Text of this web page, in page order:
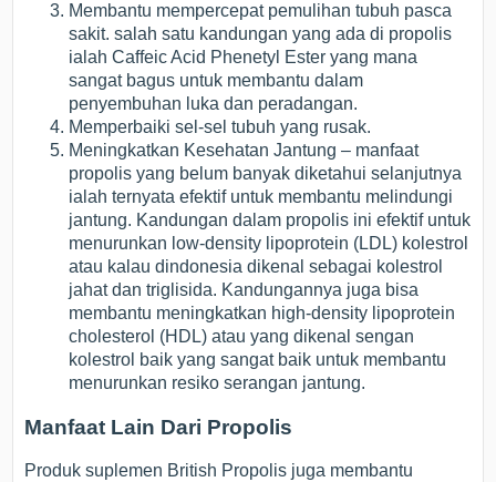
Membantu mempercepat pemulihan tubuh pasca
sakit. salah satu kandungan yang ada di propolis
ialah Caffeic Acid Phenetyl Ester yang mana
sangat bagus untuk membantu dalam
penyembuhan luka dan peradangan.
Memperbaiki sel-sel tubuh yang rusak.
Meningkatkan Kesehatan Jantung – manfaat
propolis yang belum banyak diketahui selanjutnya
ialah ternyata efektif untuk membantu melindungi
jantung. Kandungan dalam propolis ini efektif untuk
menurunkan low-density lipoprotein (LDL) kolestrol
atau kalau dindonesia dikenal sebagai kolestrol
jahat dan triglisida. Kandungannya juga bisa
membantu meningkatkan high-density lipoprotein
cholesterol (HDL) atau yang dikenal sengan
kolestrol baik yang sangat baik untuk membantu
menurunkan resiko serangan jantung.
Manfaat Lain Dari Propolis
Produk suplemen British Propolis juga membantu